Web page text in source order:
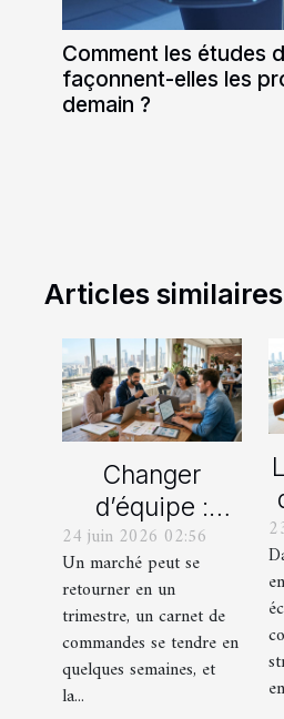
Comment les études
façonnent-elles les
demain ?
Articles similaires
Changer
d’équipe :
l’externalisation
pour réinventer
la prospection
24 juin 2026 02:56
Un marché peut se
retourner en un
trimestre, un carnet de
commandes se tendre en
quelques semaines, et
la...